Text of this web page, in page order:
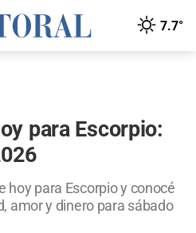
7.7°
para Escorpio:
hoy para Escorpio y conocé
amor y dinero para sábado